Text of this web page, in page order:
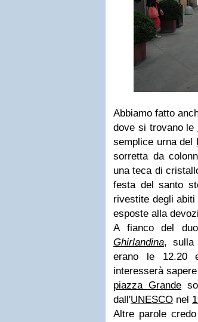
Abbiamo fatto
dove si trovano le
semplice urna del
sorretta da
una teca di
festa del santo
rivestite degli
esposte alla
A fianco del
Ghirlandina, sulla
erano le 12.20
interesserà
piazza Grande
dall'UNESCO nel
Altre parole